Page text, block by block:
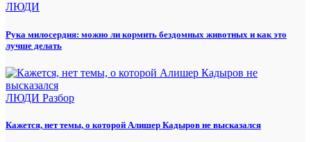
ЛЮДИ
Рука милосердия: можно ли кормить бездомных животных и как это
лучше делать
ЛЮДИ Разбор
Кажется, нет темы, о которой Алишер Кадыров не высказался